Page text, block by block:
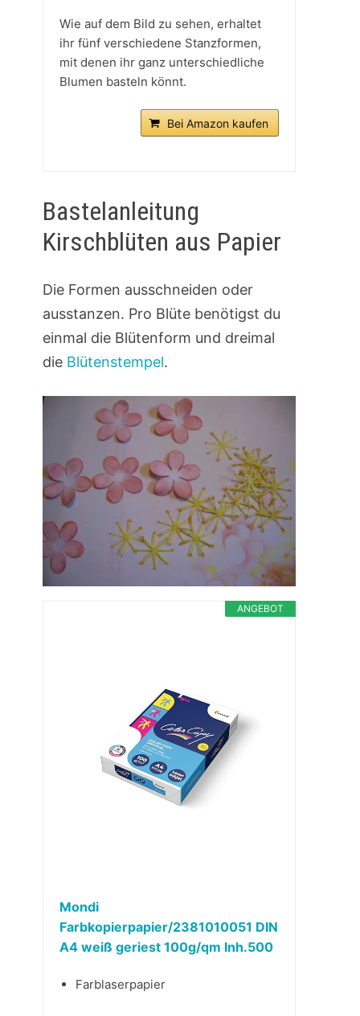
Wie auf dem Bild zu sehen, erhaltet
ihr fünf verschiedene Stanzformen,
mit denen ihr ganz unterschiedliche
Blumen basteln könnt.
Bei Amazon kaufen
Bastelanleitung
Kirschblüten aus Papier
Die Formen ausschneiden oder
ausstanzen. Pro Blüte benötigst du
einmal die Blütenform und dreimal
die Blütenstempel.
ANGEBOT
Mondi
Farbkopierpapier/2381010051 DIN
A4 weiß geriest 100g/qm Inh.500
Farblaserpapier